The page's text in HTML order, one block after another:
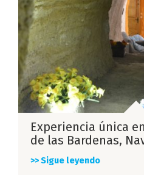
Experiencia única
de las Bardenas,
>> Sigue leyendo